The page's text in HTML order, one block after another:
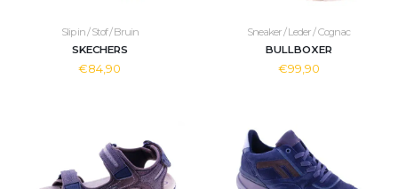
Slip in / Stof / Bruin
SKECHERS
€84,90
Sneaker / Leder / Cognac
BULLBOXER
€99,90